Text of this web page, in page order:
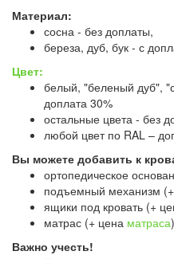
Материал:
сосна - без доплаты,
береза, дуб, бук - с
Цвет:
белый, "беленый дуб",
доплата 30%
остальные цвета - без
любой цвет по RAL –
Вы можете добавить к
ортопедическое
подъемный механизм
ящики под кровать (+
матрас (+ цена матраса
Важно учесть!